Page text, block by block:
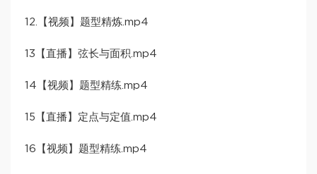
12.【视频】题型精炼.mp4
13【直播】弦长与面积.mp4
14【视频】题型精练.mp4
15【直播】定点与定值.mp4
16【视频】题型精练.mp4